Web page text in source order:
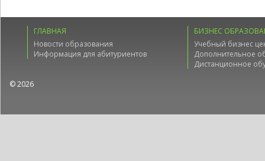
ГЛАВНАЯ
Новости образования
Информация для абитуриентов
БИЗНЕС
Учебный бизнес
Дополнительное
Дистанционное
© 2026